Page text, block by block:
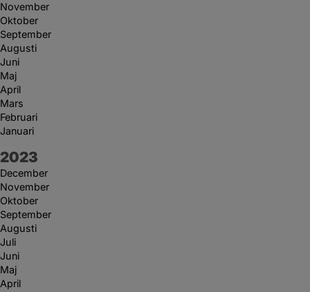
November
Oktober
September
Augusti
Juni
Maj
April
Mars
Februari
Januari
År:
2023
December
November
Oktober
September
Augusti
Juli
Juni
Maj
April